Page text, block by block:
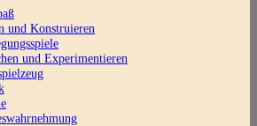
und Konstruieren
und Experimentieren